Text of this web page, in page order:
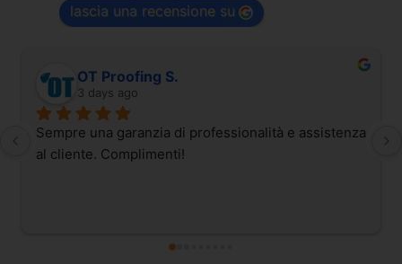
lascia una recensione su
OT Proofing S.
3 days ago
Sempre una garanzia di professionalità e assistenza
al cliente. Complimenti!